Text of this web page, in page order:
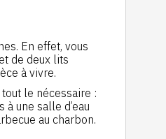
En effet, vous
de deux lits
à vivre.
le nécessaire :
une salle d’eau
au charbon.